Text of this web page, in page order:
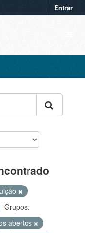
Entrar
Grupos:
abertos